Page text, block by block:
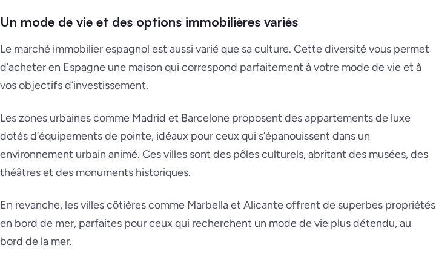
Un mode de vie et des options immobilières variés
Le marché immobilier espagnol est aussi varié que sa culture. Cette diversité vous permet
d’acheter en Espagne une maison qui correspond parfaitement à votre mode de vie et à
vos objectifs d’investissement.
Les zones urbaines comme Madrid et Barcelone proposent des appartements de luxe
dotés d’équipements de pointe, idéaux pour ceux qui s’épanouissent dans un
environnement urbain animé. Ces villes sont des pôles culturels, abritant des musées, des
théâtres et des monuments historiques.
En revanche, les villes côtières comme Marbella et Alicante offrent de superbes propriétés
en bord de mer, parfaites pour ceux qui recherchent un mode de vie plus détendu, au
bord de la mer.